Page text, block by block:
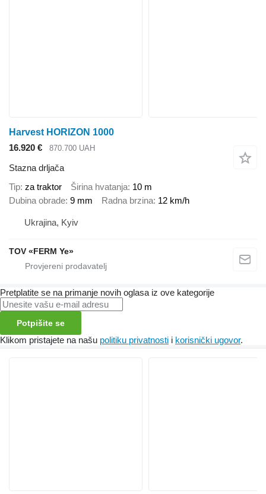
Harvest HORIZON 1000
16.920 €
870.700 UAH
Stazna drljača
Tip za traktor Širina hvatanja 10 m
Dubina obrade 9 mm Radna brzina 12 km/h
Ukrajina, Kyiv
TOV «FERM Ye»
Pretplatite se na primanje novih oglasa iz ove kategorije
Potpišite se
Klikom pristajete na našu politiku privatnosti i korisnički ugovor.